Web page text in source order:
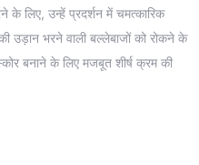
के लिए, उन्हें प्रदर्शन में चमत्कारिक
उड़ान भरने वाली बल्लेबाजों को रोकने के
बनाने के लिए मजबूत शीर्ष क्रम की